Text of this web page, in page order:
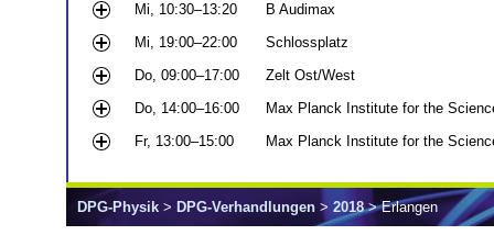
Mi, 10:30–13:20
B Audimax
Mi, 19:00–22:00
Schlossplatz
Do, 09:00–17:00
Zelt Ost/West
Do, 14:00–16:00
Max Planck Institute for the
Fr, 13:00–15:00
Max Planck Institute for the
DPG-Physik > DPG-Verhandlungen > 2018> Erlangen